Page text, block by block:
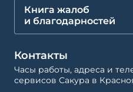
Книга жалоб
и благодарностей
Контакты
Часы работы, адреса и
сервисов Сакура в